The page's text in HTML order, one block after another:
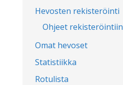
Hevosten rekisteröinti
Ohjeet rekisteröintiin
Omat hevoset
Statistiikka
Rotulista